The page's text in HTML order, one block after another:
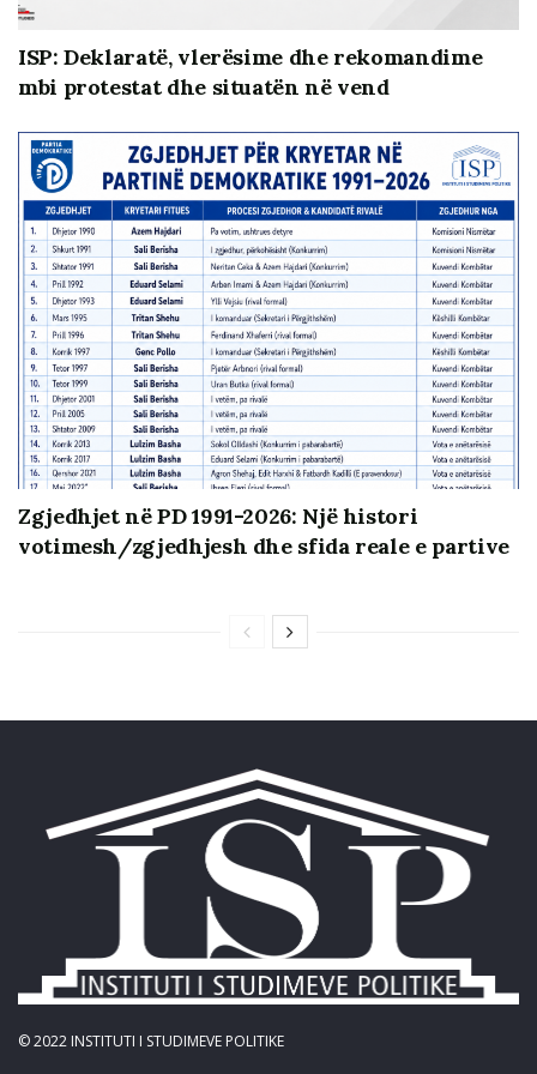
Link:
Kjo video bëhet në kuadër të projektit “Partneritete të
forta për reforma të qëndrueshme – Forcimi i rolit të
shoqërisë civile në adresimin e sfidave të zgjedhjeve të
Mbretërisë së Vendeve të Ulta përmes programit
MATRA. Përmbajtja e dokumentit është përgjegjësi
ISP: Deklaratë, vlerësime dhe rekomandime
mbi protestat dhe situatën në vend
Zgjedhjet në PD 1991-2026: Një histori
votimesh/zgjedhjesh dhe sfida reale e partive
© 2022 INSTITUTI I STUDIMEVE POLITIKE